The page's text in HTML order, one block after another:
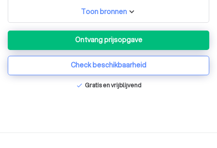
Toon bronnen
Ontvang prijsopgave
Check beschikbaarheid
check Gratis en vrijblijvend